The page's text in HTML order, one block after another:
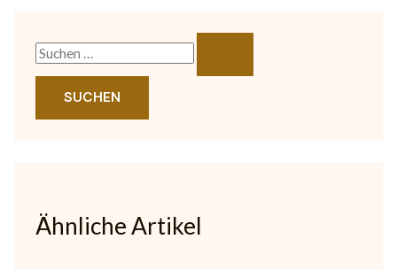
Ähnliche Artikel